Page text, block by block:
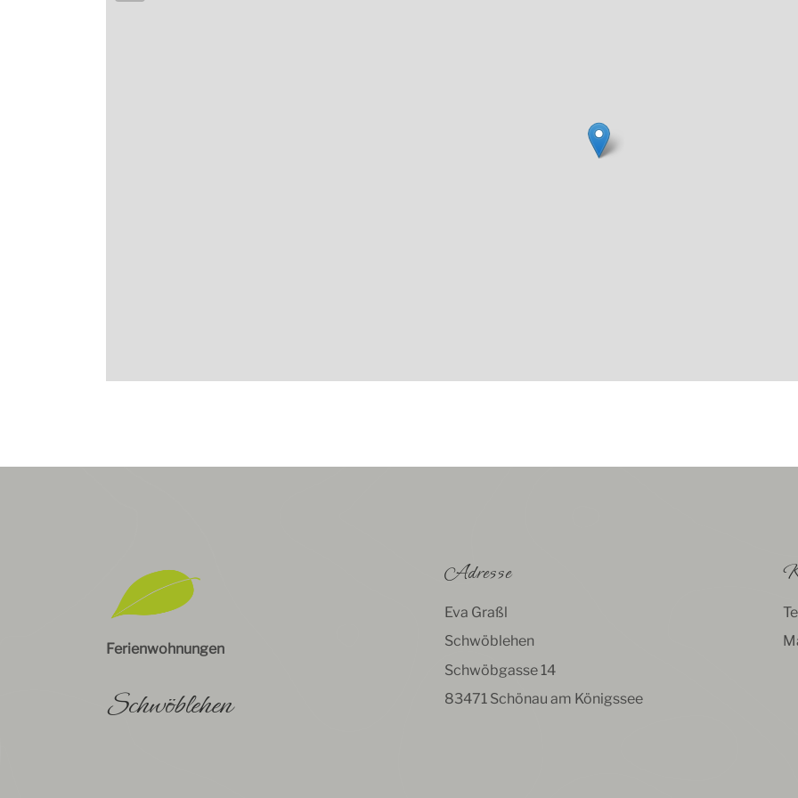
Ferienwohnungen
Schwöblehen
Adresse
Eva Graßl
Schwöblehen
Schwöbgasse 14
83471 Schönau am Königssee